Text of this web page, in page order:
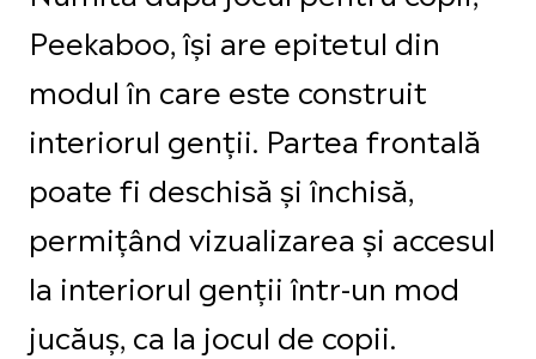
Peekaboo, își are epitetul din
modul în care este construit
interiorul genții. Partea frontală
poate fi deschisă și închisă,
permițând vizualizarea și accesul
la interiorul genții într-un mod
jucăuș, ca la jocul de copii.